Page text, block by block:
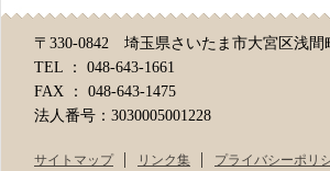
〒330-0842 埼玉県さいたま市大宮区浅間
TEL ： 048-643-1661
FAX ： 048-643-1475
法人番号：3030005001228
サイトマップ リンク集 プライバシーポリ